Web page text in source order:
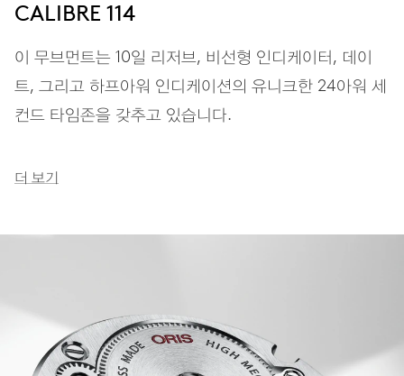
CALIBRE 114
이 무브먼트는 10일 리저브, 비선형 인디케이터, 데이
트, 그리고 하프아워 인디케이션의 유니크한 24아워 세
컨드 타임존을 갖추고 있습니다.
더 보기